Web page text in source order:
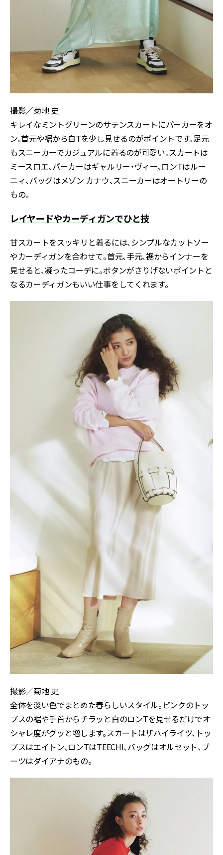
撮影／菊地 史
キレイなミントグリーンのサテンスカートにパーカーをオ
ン。首元や裾から白Tを少し見せるのがポイントです。足元
もスニーカーでカジュアルに着るのが可愛い。スカートは
ミースロエ、パーカーはギャルリー・ヴィー、ロンTはルー
ニィ、バッグはメゾン カナウ、スニーカーはオートリーの
もの。
レイヤードやカーディガンでひと技
甘スカートをスッキリと着るには、シンプルなカットソー
やカーディガンを合わせて。首元、手元、裾からインナーを
見せると、凝ったコーデに。ボタンがさりげないポイントと
なるカーディガンもいい仕事をしてくれます。
撮影／菊地 史
全体を淡い色でまとめた春らしいスタイル。ピンクのトッ
プスの裾や手首からチラッと白のロンTを見せるだけでオ
シャレ度がグッと増します。スカートはザハイライツ、トッ
プスはエイトン、ロンTはTEECHI、バッグはオルセット、ブ
ーツはダイアナのもの。